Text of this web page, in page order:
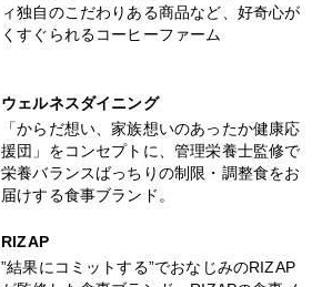
ィ独自のこだわりある商品など、好奇心が
くすぐられるコーヒーファーム
ウェルネスダイニング
「からだ想い、家族想いのあったか健康応
援団」をコンセプトに、管理栄養士監修で
栄養バランスばっちりの制限・調整食をお
届けする食事ブランド。
RIZAP
”結果にコミットする”でおなじみのRIZAP